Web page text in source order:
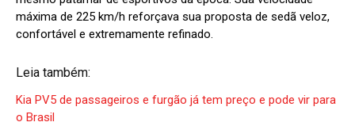
máxima de 225 km/h reforçava sua proposta de sedã veloz,
confortável e extremamente refinado.
Leia também:
Kia PV5 de passageiros e furgão já tem preço e pode vir para
o Brasil